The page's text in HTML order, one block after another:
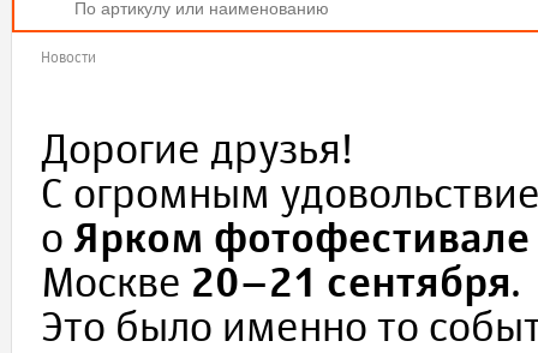
Новости
Дорогие друзья!
С огромным
о Ярком фотофестивале
Москве 20–21 сентября.
Это было именно то